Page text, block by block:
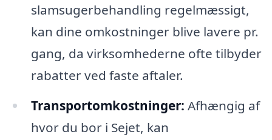
slamsugerbehandling regelmæssigt,
kan dine omkostninger blive lavere pr.
gang, da virksomhederne ofte tilbyder
rabatter ved faste aftaler.
Transportomkostninger: Afhængig af
hvor du bor i Sejet, kan